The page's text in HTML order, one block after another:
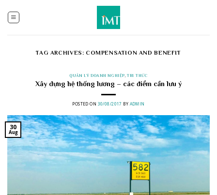
content
TAG ARCHIVES: COMPENSATION AND BENEFIT
QUẢN LÝ DOANH NGHIỆP, TRI THỨC
Xây dựng hệ thống lương – các điểm cần lưu ý
POSTED ON 30/08/2017 BY ADMIN
30
Aug